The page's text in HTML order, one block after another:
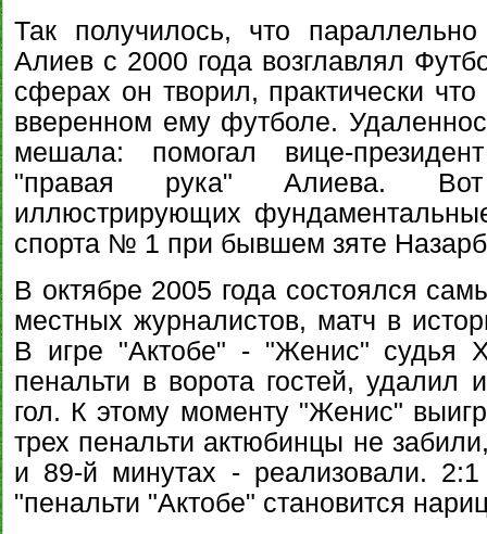
Так получилось, что
Алиев с 2000 года возглавлял
сферах он творил, практически
вверенном ему футболе.
мешала: помогал вице-
"правая рука" Алиева. Вот
иллюстрирующих
спорта № 1 при бывшем зяте
В октябре 2005 года состоялся
местных журналистов, матч в
В игре "Актобе" - "Женис" судья
пенальти в ворота гостей, удалил
гол. К этому моменту "Женис"
трех пенальти актюбинцы не
и 89-й минутах - реализовали.
"пенальти "Актобе" становится